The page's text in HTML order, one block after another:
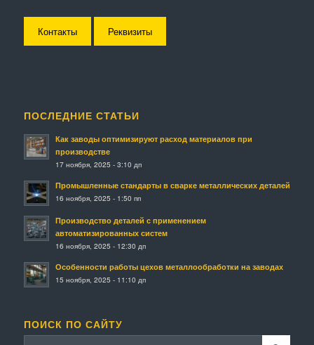
Контакты Реквизиты
ПОСЛЕДНИЕ СТАТЬИ
Как заводы оптимизируют расход материалов при
производстве
17 ноября, 2025 - 3:10 дп
Промышленные стандарты в сварке металлических деталей
16 ноября, 2025 - 1:50 пп
Производство деталей с применением
автоматизированных систем
16 ноября, 2025 - 12:30 дп
Особенности работы цехов металлообработки на заводах
15 ноября, 2025 - 11:10 дп
ПОИСК ПО САЙТУ